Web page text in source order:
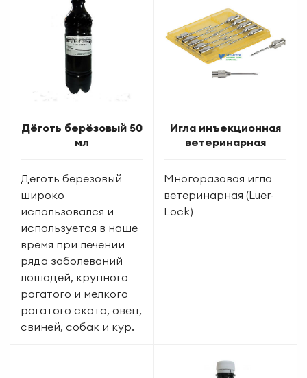
Дёготь берёзовый 50
мл
Деготь березовый
широко
использовался и
используется в наше
время при лечении
ряда заболеваний
лошадей, крупного
рогатого и мелкого
рогатого скота, овец,
свиней, собак и кур.
Игла инъекционная
ветеринарная
Многоразовая игла
ветеринарная (Luer-
Lock)